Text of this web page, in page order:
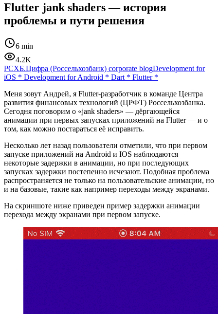
Flutter jank shaders — история
проблемы и пути решения
6 min
4.2K
РСХБ.Цифра (Россельхозбанк) corporate blogDevelopment for
iOS * Development for Android * Dart * Flutter*
Меня зовут Андрей, я Flutter-разработчик в команде Центра
развития финансовых технологий (ЦРФТ) Россельхозбанка.
Сегодня поговорим о «jank shaders» — дёргающейся
анимации при первых запусках приложений на Flutter — и о
том, как можно постараться её исправить.
Несколько лет назад пользователи отметили, что при первом
запуске приложений на Android и IOS наблюдаются
некоторые задержки в анимации, но при последующих
запусках задержки постепенно исчезают. Подобная проблема
распространяется не только на пользовательские анимации, но
и на базовые, такие как например переходы между экранами.
На скриншоте ниже приведен пример задержки анимации
перехода между экранами при первом запуске.